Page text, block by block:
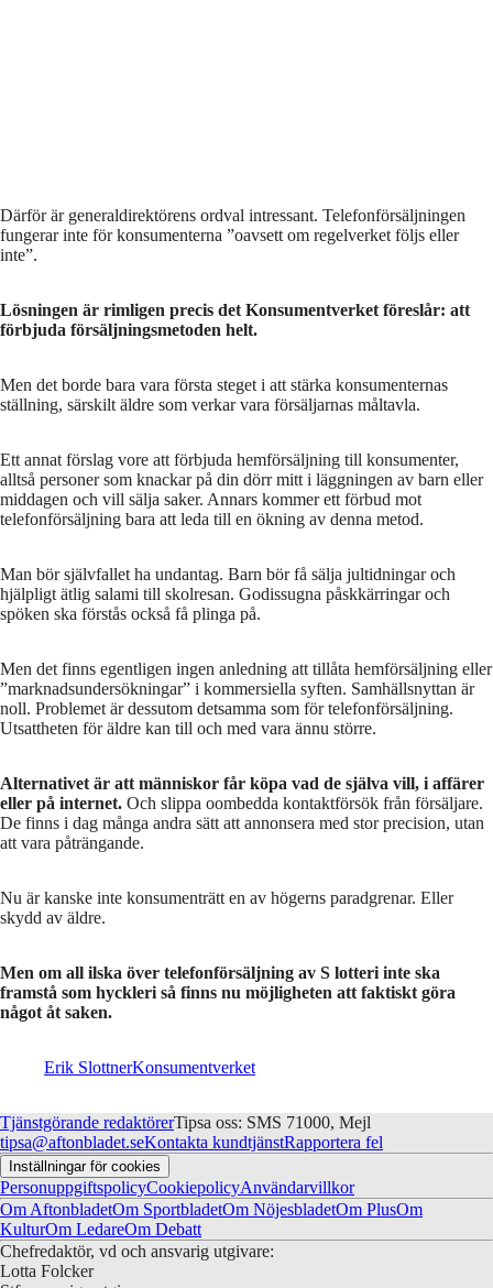
Därför är generaldirektörens ordval intressant. Telefonförsäljningen
fungerar inte för konsumenterna ”oavsett om regelverket följs eller
inte”.
Lösningen är rimligen precis det Konsumentverket föreslår: att
förbjuda försäljningsmetoden helt.
Men det borde bara vara första steget i att stärka konsumenternas
ställning, särskilt äldre som verkar vara försäljarnas måltavla.
Ett annat förslag vore att förbjuda hemförsäljning till konsumenter,
alltså personer som knackar på din dörr mitt i läggningen av barn eller
middagen och vill sälja saker. Annars kommer ett förbud mot
telefonförsäljning bara att leda till en ökning av denna metod.
Man bör självfallet ha undantag. Barn bör få sälja jultidningar och
hjälpligt ätlig salami till skolresan. Godissugna påskkärringar och
spöken ska förstås också få plinga på.
Men det finns egentligen ingen anledning att tillåta hemförsäljning eller
”marknadsundersökningar” i kommersiella syften. Samhällsnyttan är
noll. Problemet är dessutom detsamma som för telefonförsäljning.
Utsattheten för äldre kan till och med vara ännu större.
Alternativet är att människor får köpa vad de själva vill, i affärer
eller på internet. Och slippa oombedda kontaktförsök från försäljare.
De finns i dag många andra sätt att annonsera med stor precision, utan
att vara påträngande.
Nu är kanske inte konsumenträtt en av högerns paradgrenar. Eller
skydd av äldre.
Men om all ilska över telefonförsäljning av S lotteri inte ska
framstå som hyckleri så finns nu möjligheten att faktiskt göra
något åt saken.
Erik SlottnerKonsumentverket
Tjänstgörande redaktörerTipsa oss: SMS 71000, Mejl
tipsa@aftonbladet.seKontakta kundtjänstRapportera fel
Inställningar för cookies
PersonuppgiftspolicyCookiepolicyAnvändarvillkor
Om AftonbladetOm SportbladetOm NöjesbladetOm PlusOm
KulturOm LedareOm Debatt
Chefredaktör, vd och ansvarig utgivare:
Lotta Folcker